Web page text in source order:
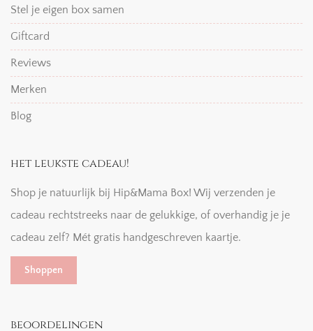
Stel je eigen box samen
Giftcard
Reviews
Merken
Blog
het leukste cadeau!
Shop je natuurlijk bij Hip&Mama Box! Wij verzenden je
cadeau rechtstreeks naar de gelukkige, of overhandig je je
cadeau zelf? Mét gratis handgeschreven kaartje.
Shoppen
beoordelingen